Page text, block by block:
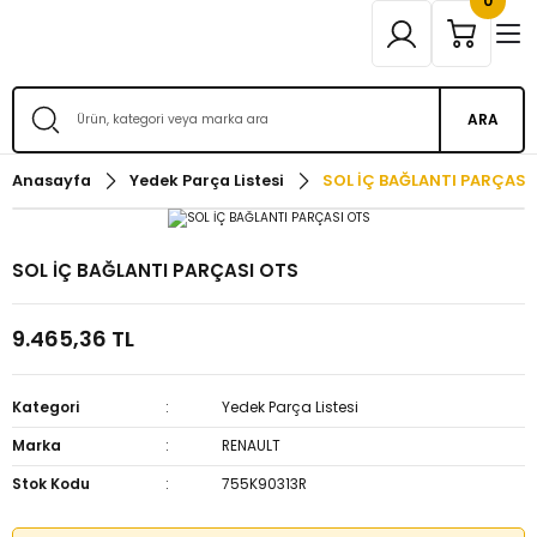
ARA
Anasayfa Yedek Parça Listesi SOL İÇ BAĞLANTI PARÇASI
SOL İÇ BAĞLANTI PARÇASI OTS
9.465,36 TL
Kategori
Yedek Parça Listesi
Marka
RENAULT
Stok Kodu
755K90313R